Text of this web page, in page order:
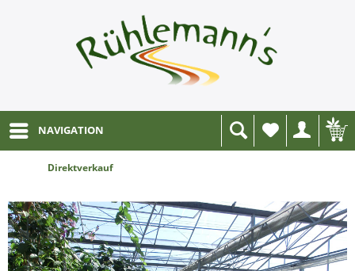
NAVIGATION
Wunschliste
Direktverkauf